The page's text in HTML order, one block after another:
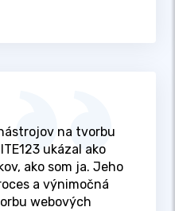
na tvorbu
ukázal ako
ako som ja. Jeho
a výnimočná
webových